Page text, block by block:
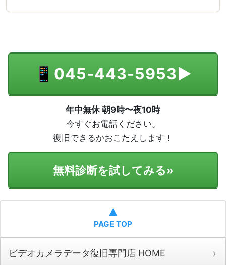
📱 045-443-5953▶
年中無休 朝9時〜夜10時
今すぐお電話ください。
復旧できるかおこたえします！
無料診断を試してみる»
▲
PAGE TOP
ビデオカメラデータ復旧専門店 HOME